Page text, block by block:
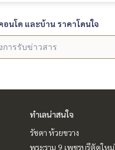
นโด และบ้าน ราคาโดนใจ
ทำเลน่าสนใจ
รัชดา ห้วยขวาง
พระราม 9 เพชรบุรีตัดใหม่